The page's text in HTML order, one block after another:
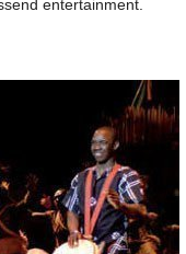
entertainment.